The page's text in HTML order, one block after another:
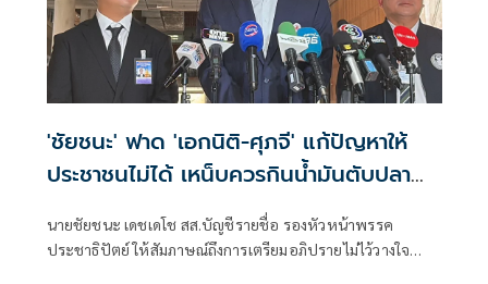
'ชัยชนะ' ฟาด 'เอกนิติ-ศุภจี' แก้ปัญหาให้
ประชาชนไม่ได้ เหน็บควรกินน้ำมันตับปลา
นายชัยชนะ เดชเดโช สส.บัญชีรายชื่อ รองหัวหน้าพรรค
ประชาธิปัตย์ ให้สัมภาษณ์ถึงการเตรียมอภิปรายไม่ไว้วางใจ